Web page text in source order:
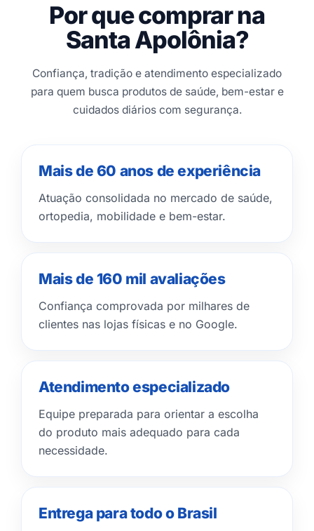
Por que comprar na
Santa Apolônia?
Confiança, tradição e atendimento especializado
para quem busca produtos de saúde, bem-estar e
cuidados diários com segurança.
Mais de 60 anos de experiência
Atuação consolidada no mercado de saúde,
ortopedia, mobilidade e bem-estar.
Mais de 160 mil avaliações
Confiança comprovada por milhares de
clientes nas lojas físicas e no Google.
Atendimento especializado
Equipe preparada para orientar a escolha
do produto mais adequado para cada
necessidade.
Entrega para todo o Brasil